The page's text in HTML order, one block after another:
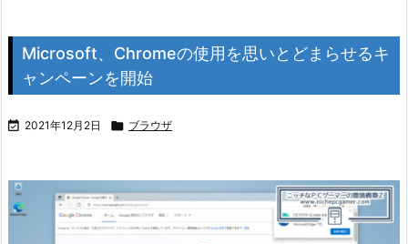
Microsoft、Chromeの使用を思いとどまらせるキ
ャンペーンを開始
 2021年12月2日  ブラウザ